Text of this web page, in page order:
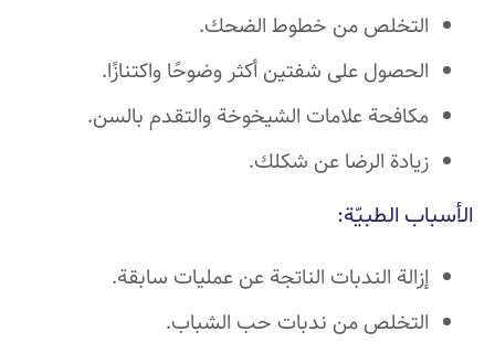
من خطوط الضحك.
على شفتين أكثر وضوحًا واكتنازًا.
علامات الشيخوخة والتقدم بالسن.
الرضا عن شكلك.
الطبيّة:
الندبات الناتجة عن عمليات سابقة.
من ندبات حب الشباب.